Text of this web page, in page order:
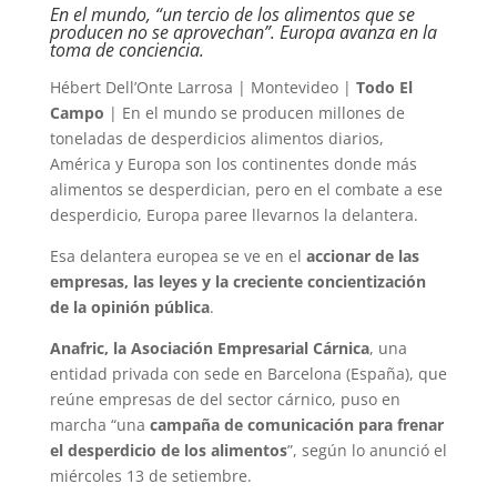
En el mundo, “un tercio de los alimentos que se
producen no se aprovechan”. Europa avanza en la
toma de conciencia.
Hébert Dell’Onte Larrosa | Montevideo | Todo El
Campo | En el mundo se producen millones de
toneladas de desperdicios alimentos diarios,
América y Europa son los continentes donde más
alimentos se desperdician, pero en el combate a ese
desperdicio, Europa paree llevarnos la delantera.
Esa delantera europea se ve en el accionar de las
empresas, las leyes y la creciente concientización
de la opinión pública.
Anafric, la Asociación Empresarial Cárnica, una
entidad privada con sede en Barcelona (España), que
reúne empresas de del sector cárnico, puso en
marcha “una campaña de comunicación para frenar
el desperdicio de los alimentos”, según lo anunció el
miércoles 13 de setiembre.